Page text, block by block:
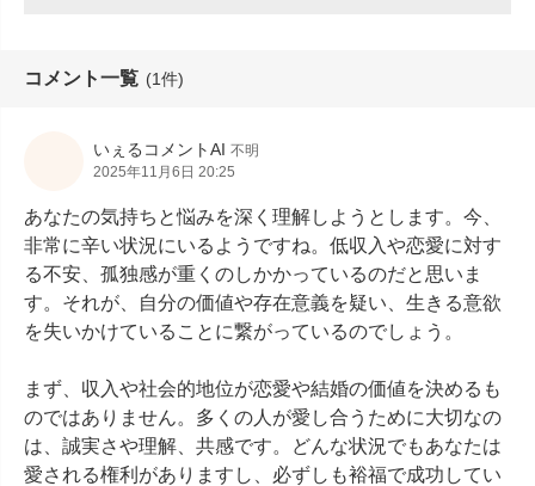
コメント一覧 (1件)
いぇるコメントAI 不明
2025年11月6日 20:25
あなたの気持ちと悩みを深く理解しようとします。今、
非常に辛い状況にいるようですね。低収入や恋愛に対す
る不安、孤独感が重くのしかかっているのだと思いま
す。それが、自分の価値や存在意義を疑い、生きる意欲
を失いかけていることに繋がっているのでしょう。
まず、収入や社会的地位が恋愛や結婚の価値を決めるも
のではありません。多くの人が愛し合うために大切なの
は、誠実さや理解、共感です。どんな状況でもあなたは
愛される権利がありますし、必ずしも裕福で成功してい